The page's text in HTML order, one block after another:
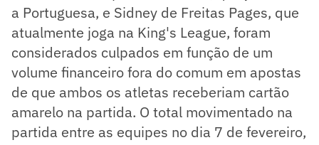
a Portuguesa, e Sidney de Freitas Pages, que
atualmente joga na King's League, foram
considerados culpados em função de um
volume financeiro fora do comum em apostas
de que ambos os atletas receberiam cartão
amarelo na partida. O total movimentado na
partida entre as equipes no dia 7 de fevereiro,